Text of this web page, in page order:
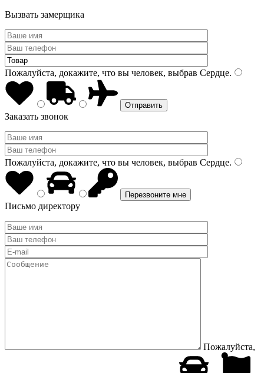
Вызвать замерщика
Пожалуйста, докажите, что вы человек, выбрав Сердце.
Заказать звонок
Пожалуйста, докажите, что вы человек, выбрав Сердце.
Письмо директору
Пожалуйста,